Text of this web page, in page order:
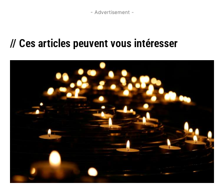
- Advertisement -
// Ces articles peuvent vous intéresser